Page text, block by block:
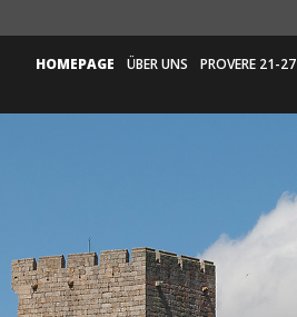
HOMEPAGE ÜBER UNS PROVERE 21-27